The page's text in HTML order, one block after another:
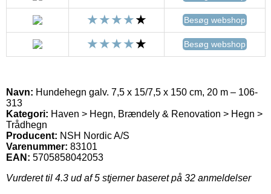
Besøg webshop
Besøg webshop
Navn: Hundehegn galv. 7,5 x 15/7,5 x 150 cm, 20 m – 106-
313
Kategori: Haven > Hegn, Brændely & Renovation > Hegn >
Trådhegn
Producent: NSH Nordic A/S
Varenummer: 83101
EAN: 5705858042053
Vurderet til 4.3 ud af 5 stjerner baseret på 32 anmeldelser